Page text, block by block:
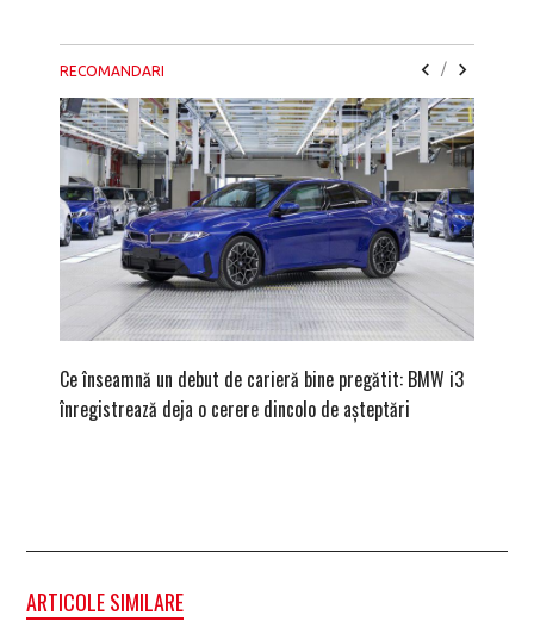
RECOMANDARI /
Ce înseamnă un debut de carieră bine pregătit: BMW i3
înregistrează deja o cerere dincolo de așteptări
ARTICOLE SIMILARE